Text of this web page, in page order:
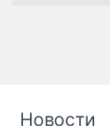
Новости